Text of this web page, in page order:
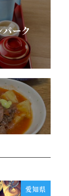
ーク
愛知県